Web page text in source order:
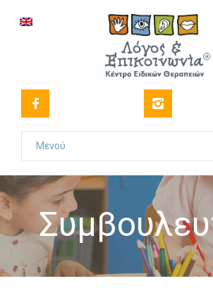
Μενού
Το Κέντρο
-- Όραμα
-- Ιστορικό
-- Πιστοποιήσεις